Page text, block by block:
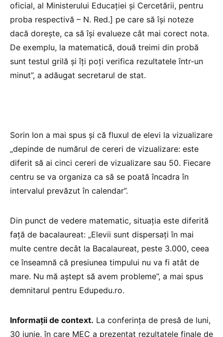
oficial, al Ministerului Educației și Cercetării, pentru
proba respectivă – N. Red.] pe care să își noteze
dacă dorește, ca să își evalueze cât mai corect nota.
De exemplu, la matematică, două treimi din probă
sunt testul grilă și îți poți verifica rezultatele într-un
minut”, a adăugat secretarul de stat.
Sorin Ion a mai spus și că fluxul de elevi la vizualizare
„depinde de numărul de cereri de vizualizare: este
diferit să ai cinci cereri de vizualizare sau 50. Fiecare
centru se va organiza ca să se poată încadra în
intervalul prevăzut în calendar”.
Din punct de vedere matematic, situația este diferită
față de bacalaureat: „Elevii sunt dispersați în mai
multe centre decât la Bacalaureat, peste 3.000, ceea
ce înseamnă că presiunea timpului nu va fi atât de
mare. Nu mă aștept să avem probleme”, a mai spus
demnitarul pentru Edupedu.ro.
Informații de context. La conferința de presă de luni,
30 iunie, în care MEC a prezentat rezultatele finale de